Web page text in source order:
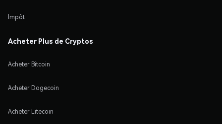
Impôt
Acheter Plus de Cryptos
Acheter Bitcoin
Acheter Dogecoin
Acheter Litecoin